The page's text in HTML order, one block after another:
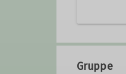
Gruppe